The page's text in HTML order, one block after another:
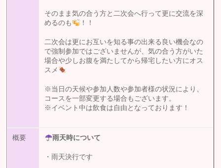
そのまま気の合う方と二次会へ行って更に交流を深
めるのも
！！
二次会は更にお互いを知る事の出来る良い機会なの
で強制参加ではございませんが、気の合う方がいた
場合や少しお腹を満たしてから帰宅したい方にオス
スメ
※当日の天候や参加人数や参加者様の状況により、
コースを一部変更する場合もございます。
※イベント中は飲食は自由となっております！
概要 雨天時について
・雨天決行です